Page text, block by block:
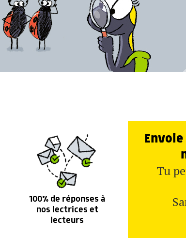
100% de réponses à
nos lectrices et
lecteurs
Tu